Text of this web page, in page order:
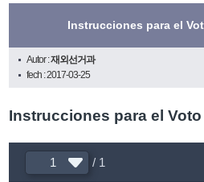
Instrucciones para el
Autor :재외선거과
fech : 2017-03-25
Instrucciones para el